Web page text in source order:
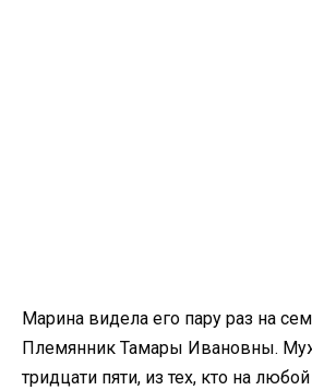
Марина видела его пару раз на
Племянник Тамары Ивановны.
тридцати пяти, из тех, кто на